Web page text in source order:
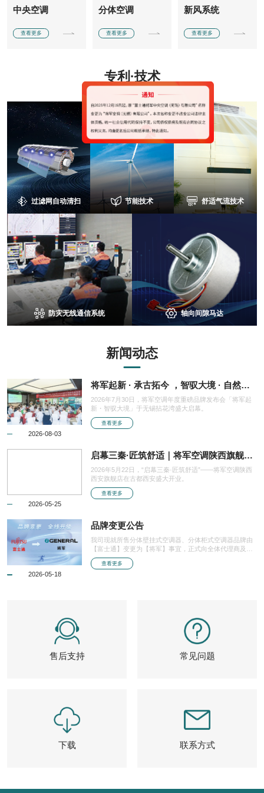
中央空调
查看更多
分体空调
查看更多
新风系统
查看更多
专利·技术
过滤网自动清扫 节能技术 舒适气流技术
防灾无线通信系统 轴向间隙马达
新闻动态
2026-08-03
将军起新 · 承古拓今 ，智驭大境 · 自然共
生
2026年7月30日，将军空调年度重磅品牌发布会「将军起
新・智驭大境」于无锡拈花湾盛大启幕。
查看更多
2026-05-25
启幕三秦·匠筑舒适｜将军空调陕西旗舰店
开业
2026年5月22日，“启幕三秦·匠筑舒适”——将军空调陕西
西安旗舰店在古都西安盛大开业。
查看更多
2026-05-18
品牌变更公告
我司现就所售分体壁挂式空调器、分体柜式空调器品牌由
【富士通】变更为【将军】事宜，正式向全体代理商及广
大用户发布通知。现将我司相关责任、服务承诺及过渡期
相关安排一并明确告知，敬请各单位知悉。
查看更多
售后支持 常见问题
下载 联系方式